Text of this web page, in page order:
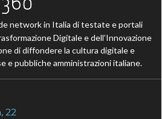
network in Italia di testate e portali
Digitale e dell’Innovazione
di diffondere la cultura digitale e
e pubbliche amministrazioni italiane.
22